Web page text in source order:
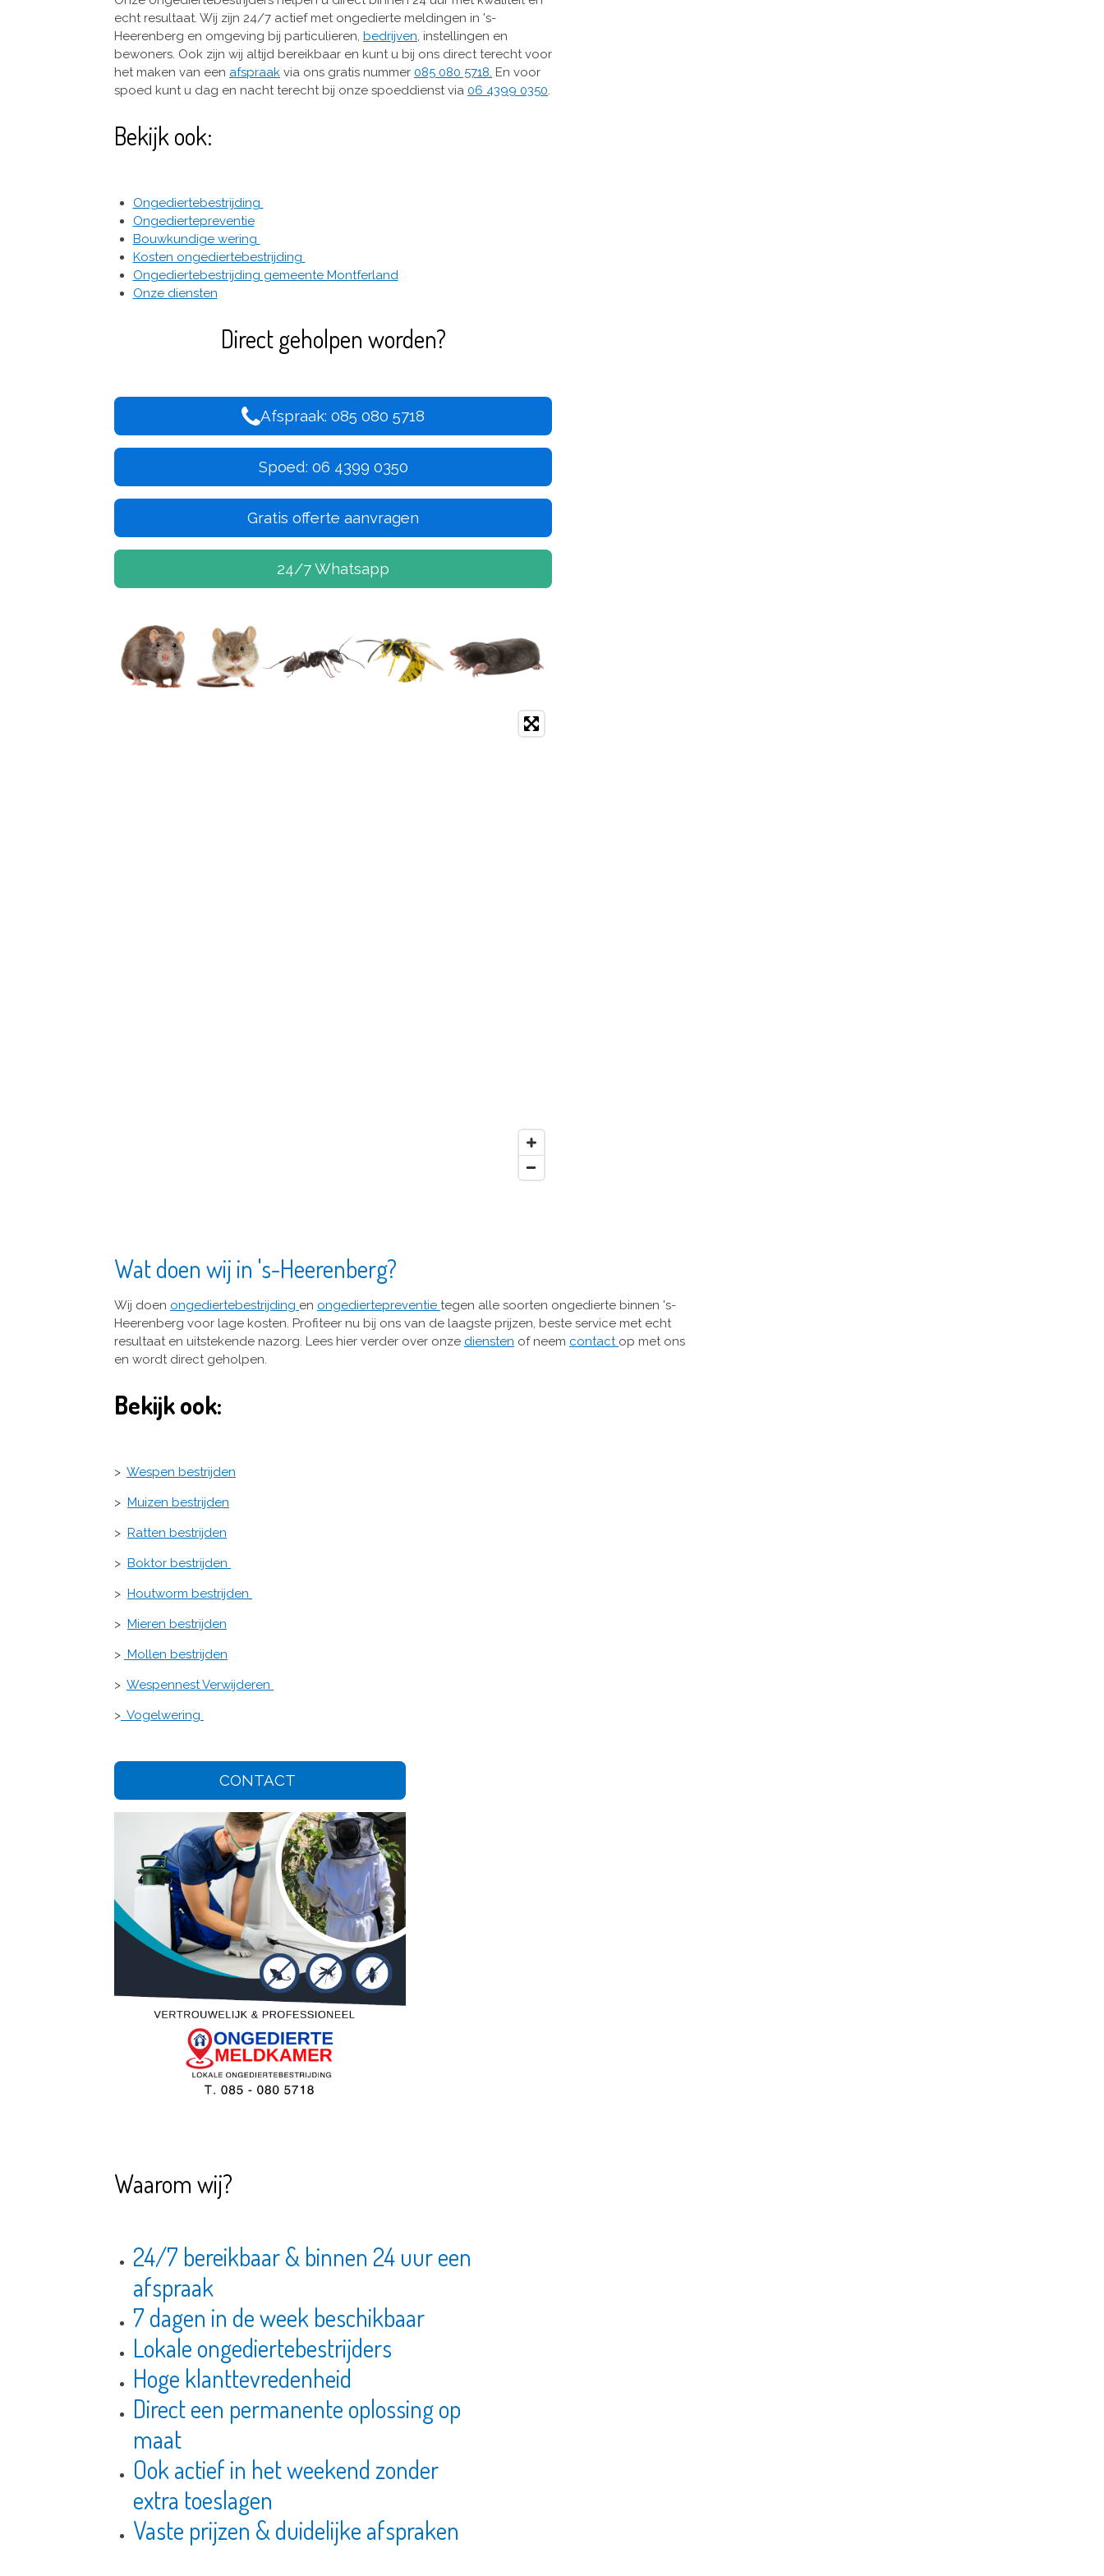
echt resultaat. Wij zijn 24/7 actief met ongedierte meldingen in 's-
Heerenberg en omgeving bij particulieren, bedrijven , instellingen en
bewoners. Ook zijn wij altijd bereikbaar en kunt u bij ons direct terecht voor
het maken van een afspraak via ons gratis nummer 085 080 5718. En voor
spoed kunt u dag en nacht terecht bij onze spoeddienst via 06 4399 0350
Bekijk ook:
Ongediertebestrijding
Ongediertepreventie
Bouwkundige wering
Kosten ongediertebestrijding
Ongediertebestrijding gemeente Montferland
Onze diensten
Direct geholpen worden?
Afspraak: 085 080 5718
Spoed: 06 4399 0350
Gratis offerte aanvragen
24/7 Whatsapp
Wat doen wij in 's-Heerenberg?
Wij doen ongediertebestrijding en ongediertepreventie tegen alle soorten ongedierte binnen 's-
Heerenberg voor lage kosten. Profiteer nu bij ons van de laagste prijzen, beste service met echt
resultaat en uitstekende nazorg. Lees hier verder over onze diensten of neem contact op met ons
en wordt direct geholpen.
Bekijk ook:
> Wespen bestrijden
> Muizen bestrijden
> Ratten bestrijden
> Boktor bestrijden
> Houtworm bestrijden
> Mieren bestrijden
> Mollen bestrijden
> Wespennest Verwijderen
> Vogelwering
CONTACT
Waarom wij?
24/7 bereikbaar & binnen 24 uur een
afspraak
7 dagen in de week beschikbaar
Lokale ongediertebestrijders
Hoge klanttevredenheid
Direct een permanente oplossing op
maat
Ook actief in het weekend zonder
extra toeslagen
Vaste prijzen & duidelijke afspraken